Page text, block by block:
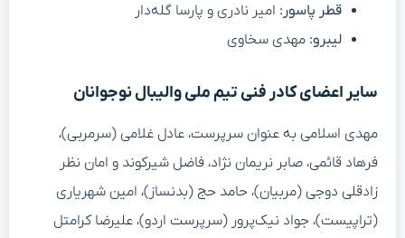
قطر پاسور: امیر نادری و پارسا گله‌دار
لیبرو: مهدی سخاوی
سایر اعضای کادر فنی تیم ملی والیبال نوجوانان
مهدی اسلامی به عنوان سرپرست، عادل غلامی (سرمربی)،
فرهاد قائمی، صابر نریمان نژاد، فاضل شیرکوند و امان نظر
زادقلی دوجی (مربیان)، حامد حج (بدنساز)، امین شهریاری
(تراپیست)، جواد نیک‌پرور (سرپرست اردو)، علیرضا کرامتل